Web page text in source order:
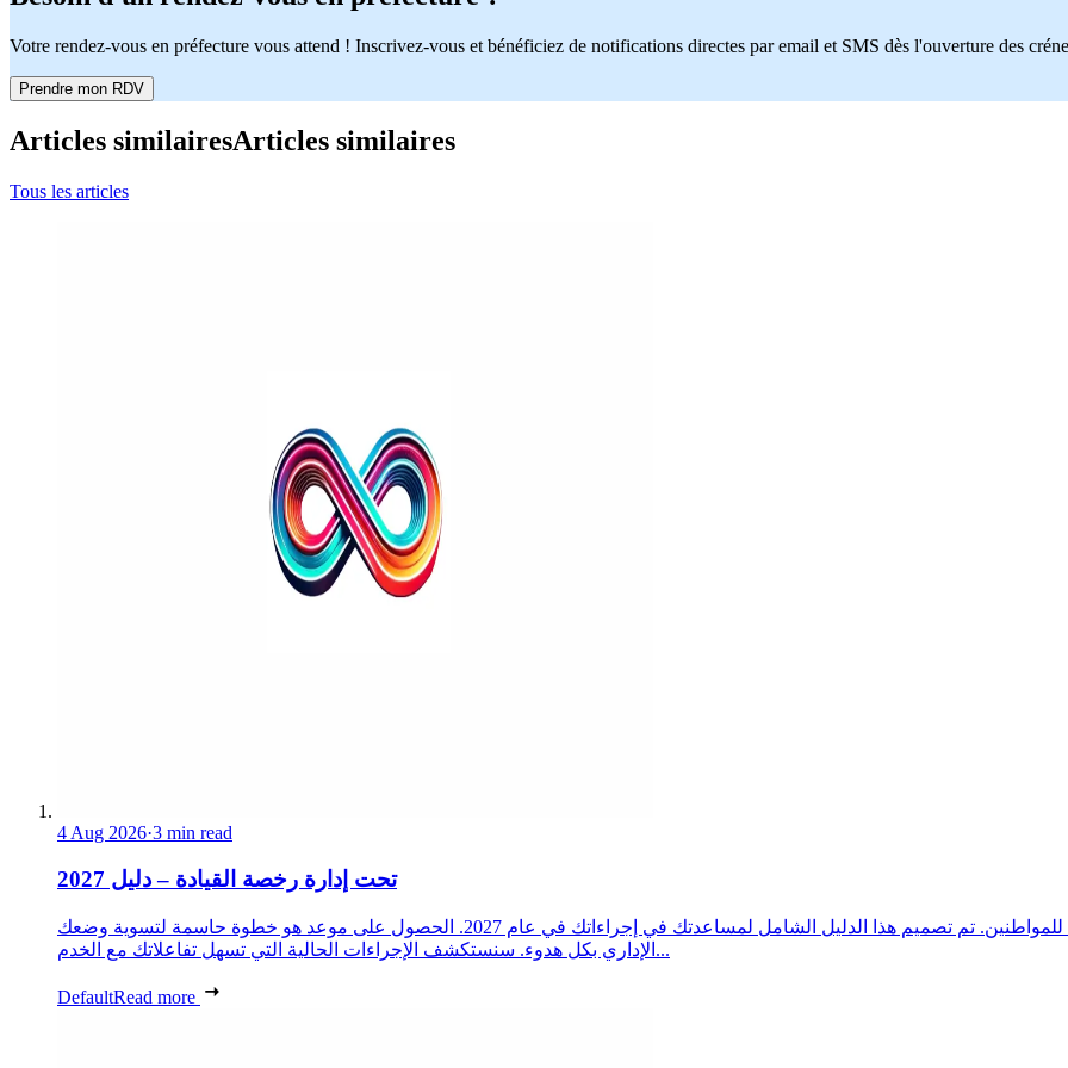
Votre rendez-vous en préfecture vous attend ! Inscrivez-vous et bénéficiez de notifications directes par email et SMS dès l'ouverture des
Prendre mon RDV
Articles similairesArticles similaires
Tous les articles
4 Aug 2026·3 min read
تحت إدارة رخصة القيادة – دليل 2027
تلعب محافظة بوش دو رون دورًا أساسيًا في إدارة الإجراءات الإدارية للمواطنين. تم تصميم هذا الدليل الشامل لمساعدتك في إجراءاتك في عام 2027. الحصول على موعد هو خطوة حاسمة لتسوية وضعك
الإداري بكل هدوء. سنستكشف الإجراءات الحالية التي تسهل تفاعلاتك مع الخدم...
DefaultRead more